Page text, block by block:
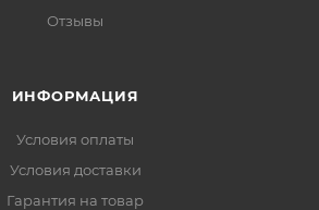
Отзывы
ИНФОРМАЦИЯ
Условия оплаты
Условия доставки
Гарантия на товар